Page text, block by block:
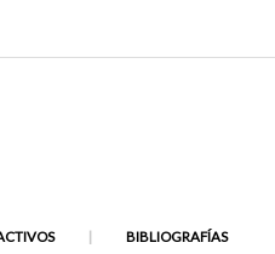
BIBLIOGRAFÍAS